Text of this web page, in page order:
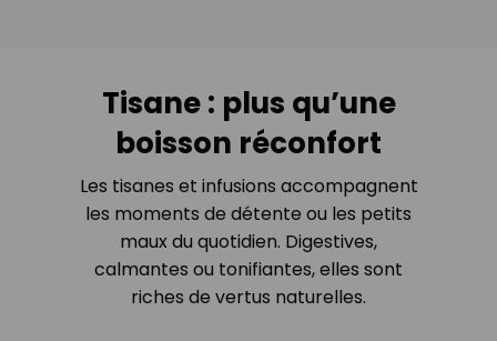
Tisane : plus qu’une
boisson réconfort
Les tisanes et infusions accompagnent
les moments de détente ou les petits
maux du quotidien. Digestives,
calmantes ou tonifiantes, elles sont
riches de vertus naturelles.